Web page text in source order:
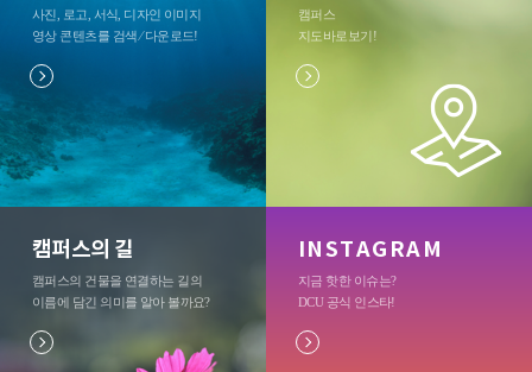
사진, 로고, 서식, 디자인 이미지
영상 콘텐츠를 검색 ⁄ 다운로드!
캠퍼스의 길
캠퍼스의 건물을 연결하는 길의
이름에 담긴 의미를 알아 볼까요?
캠퍼스
지도바로보기!
INSTAGRAM
지금 핫한 이슈는?
DCU 공식 인스타!